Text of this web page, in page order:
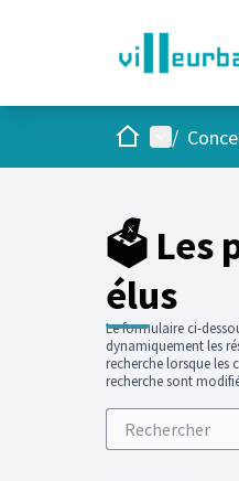
AccueilMenu
/
🗳️ Les
élus
Le formulaire ci-
dynamiquement les
recherche lorsque les
recherche sont